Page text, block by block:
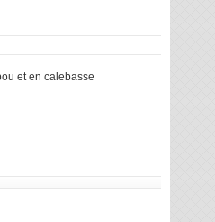
et en calebasse